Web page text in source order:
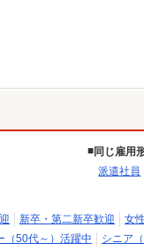
同じ雇用
派遣社員
新卒・第二新卒歓迎 女
（50代～）活躍中 シニア